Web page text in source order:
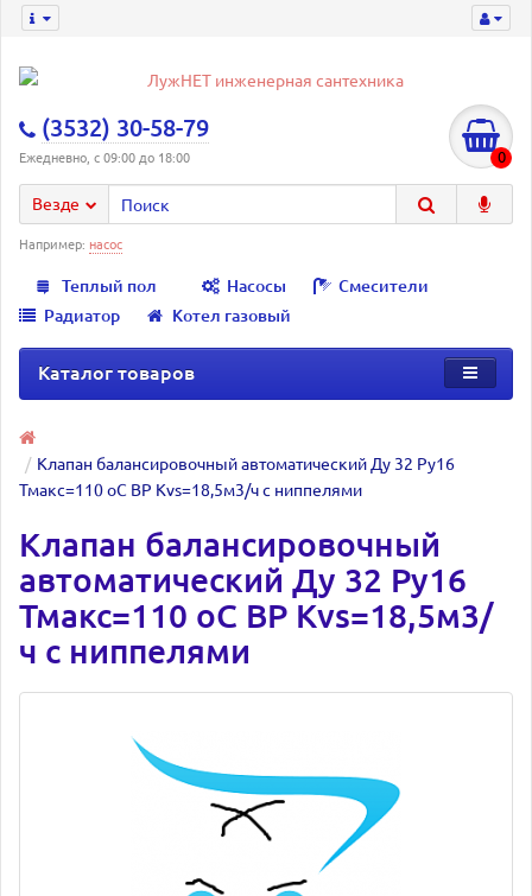
(3532) 30-58-79
Ежедневно, с 09:00 до 18:00 0
Везде
Например: насос
Теплый пол Насосы
Смесители
Радиатор
Котел газовый
Каталог товаров
Клапан балансировочный автоматический Ду 32 Ру16
Тмакс=110 оС ВР Kvs=18,5м3/ч с ниппелями
Клапан балансировочный
автоматический Ду 32 Ру16
Тмакс=110 оС ВР Kvs=18,5м3/
ч с ниппелями